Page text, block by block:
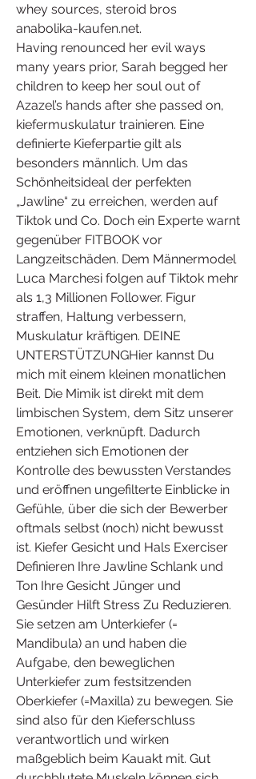
whey sources, steroid bros
anabolika-kaufen.net.
Having renounced her evil ways
many years prior, Sarah begged her
children to keep her soul out of
Azazel’s hands after she passed on,
kiefermuskulatur trainieren. Eine
definierte Kieferpartie gilt als
besonders männlich. Um das
Schönheitsideal der perfekten
„Jawline“ zu erreichen, werden auf
Tiktok und Co. Doch ein Experte warnt
gegenüber FITBOOK vor
Langzeitschäden. Dem Männermodel
Luca Marchesi folgen auf Tiktok mehr
als 1,3 Millionen Follower. Figur
straffen, Haltung verbessern,
Muskulatur kräftigen. DEINE
UNTERSTÜTZUNGHier kannst Du
mich mit einem kleinen monatlichen
Beit. Die Mimik ist direkt mit dem
limbischen System, dem Sitz unserer
Emotionen, verknüpft. Dadurch
entziehen sich Emotionen der
Kontrolle des bewussten Verstandes
und eröffnen ungefilterte Einblicke in
Gefühle, über die sich der Bewerber
oftmals selbst (noch) nicht bewusst
ist. Kiefer Gesicht und Hals Exerciser
Definieren Ihre Jawline Schlank und
Ton Ihre Gesicht Jünger und
Gesünder Hilft Stress Zu Reduzieren.
Sie setzen am Unterkiefer (=
Mandibula) an und haben die
Aufgabe, den beweglichen
Unterkiefer zum festsitzenden
Oberkiefer (=Maxilla) zu bewegen. Sie
sind also für den Kieferschluss
verantwortlich und wirken
maßgeblich beim Kauakt mit. Gut